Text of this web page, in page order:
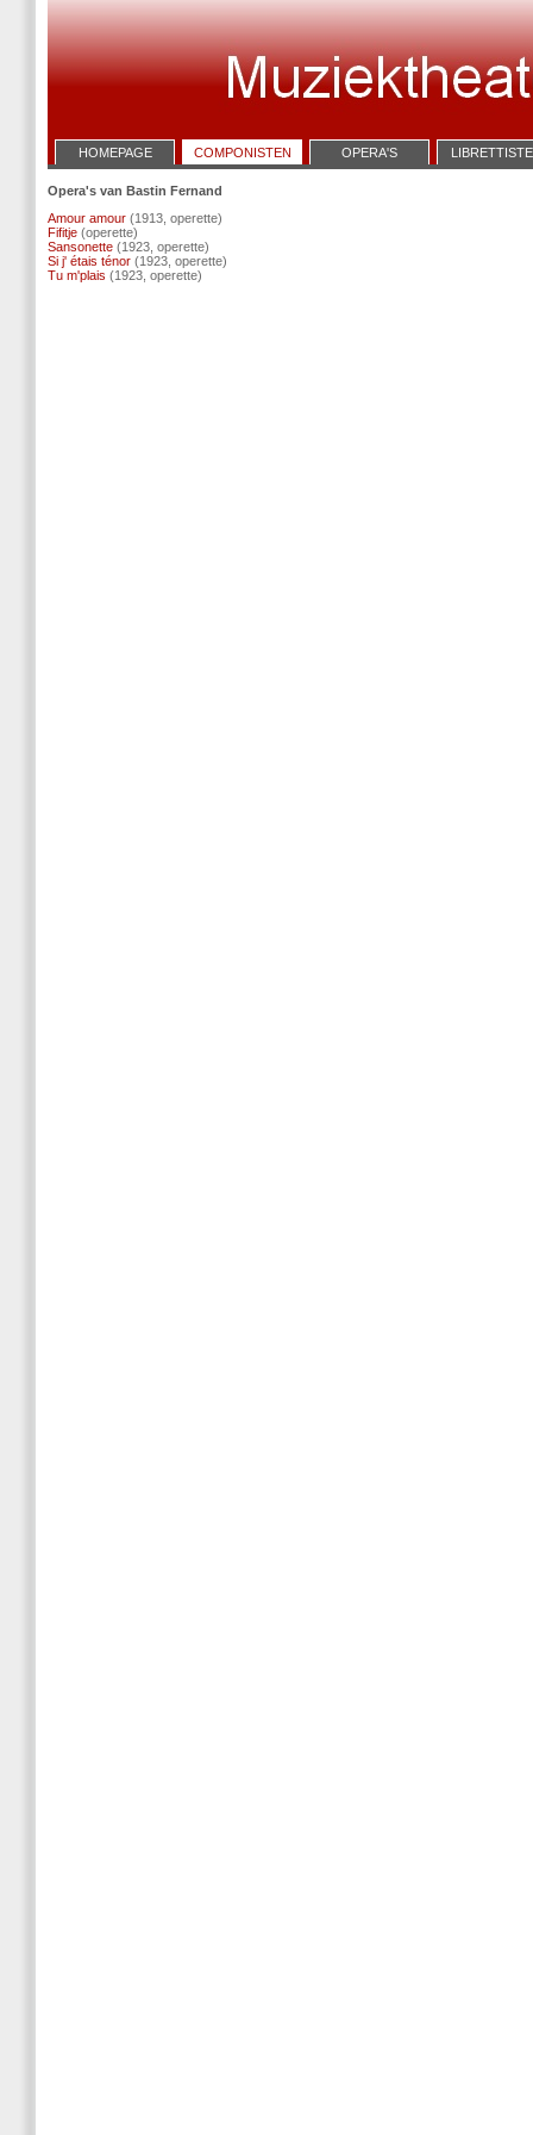
HOMEPAGE COMPONISTEN OPERA'S
Opera's van Bastin Fernand
Amour amour (1913, operette)
Fifitje (operette)
Sansonette (1923, operette)
Si j' étais ténor (1923, operette)
Tu m'plais (1923, operette)